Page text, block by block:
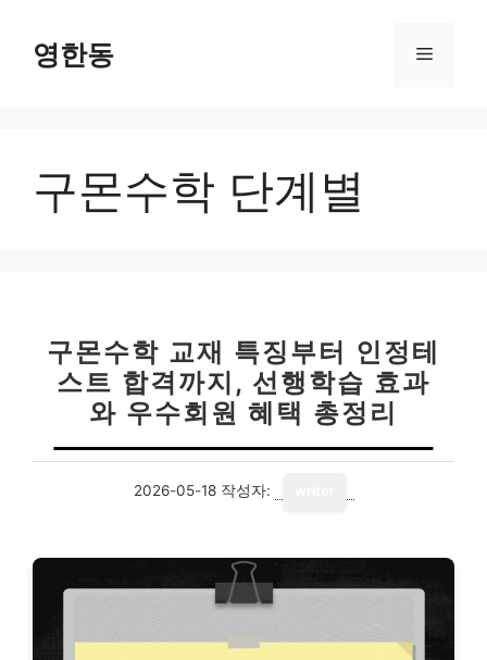
영한동 메
구몬수학 단계별
구몬수학 교재 특징부터 인정테
스트 합격까지, 선행학습 효과
와 우수회원 혜택 총정리
2026-05-18 작성자: